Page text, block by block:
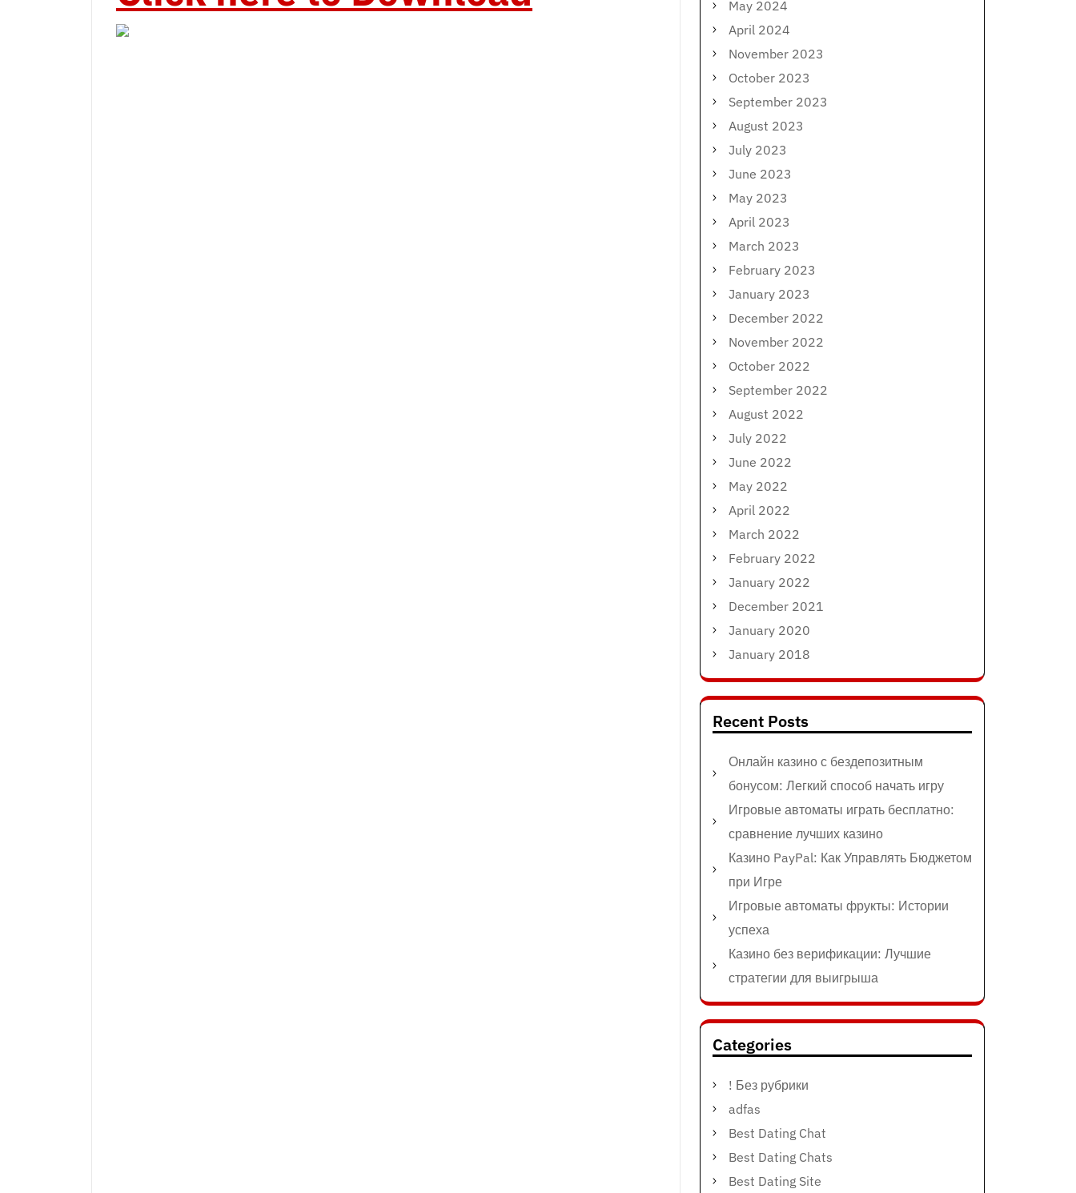
May 2024
April 2024
November 2023
October 2023
September 2023
August 2023
July 2023
June 2023
May 2023
April 2023
March 2023
February 2023
January 2023
December 2022
November 2022
October 2022
September 2022
August 2022
July 2022
June 2022
May 2022
April 2022
March 2022
February 2022
January 2022
December 2021
January 2020
January 2018
Recent Posts
Онлайн казино с бездепозитным
бонусом: Легкий способ начать игру
Игровые автоматы играть бесплатно:
сравнение лучших казино
Казино PayPal: Как Управлять Бюджетом
при Игре
Игровые автоматы фрукты: Истории
успеха
Казино без верификации: Лучшие
стратегии для выигрыша
Categories
! Без рубрики
adfas
Best Dating Chat
Best Dating Chats
Best Dating Site